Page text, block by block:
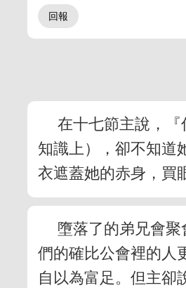
在十七節主說，
知識上），卻不知道
衣遮蓋她的赤身，買
墮落了的弟兄會
們的確比公會裡的人
自以為富足。但主卻